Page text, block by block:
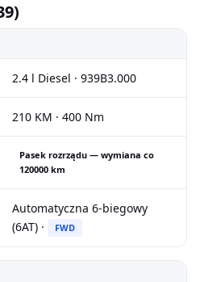
2.4 l Diesel · 939B3.000
210 KM · 400 Nm
Pasek rozrządu — wymiana co
120000 km
Automatyczna 6-biegowy
(6AT) ·
FWD